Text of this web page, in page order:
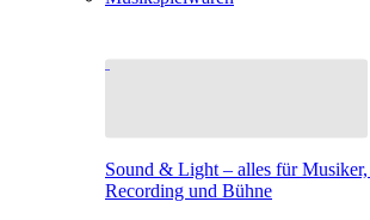
Sound & Light – alles für Musiker,
Recording und Bühne